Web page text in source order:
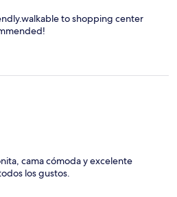
to shopping center
cama cómoda y excelente
los gustos.